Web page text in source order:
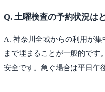
Q. 土曜検査の予約状況は
A. 神奈川全域からの利用が
まで埋まることが一般的です
安全です。急ぐ場合は平日午